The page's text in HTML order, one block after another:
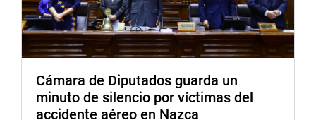
Lucinda Vásquez Vela lograron la firma de un convenio
interinstitucional entre el Ministerio del Interior, la
Municipalidad Provincial de Rioja, dirigido a lograr la
A su turno, el congresista Pasión Dávila Atanacio, se
reunió con los funcionarios del Ministerio de Transportes
Cámara de Diputados guarda un
minuto de silencio por víctimas del
accidente aéreo en Nazca